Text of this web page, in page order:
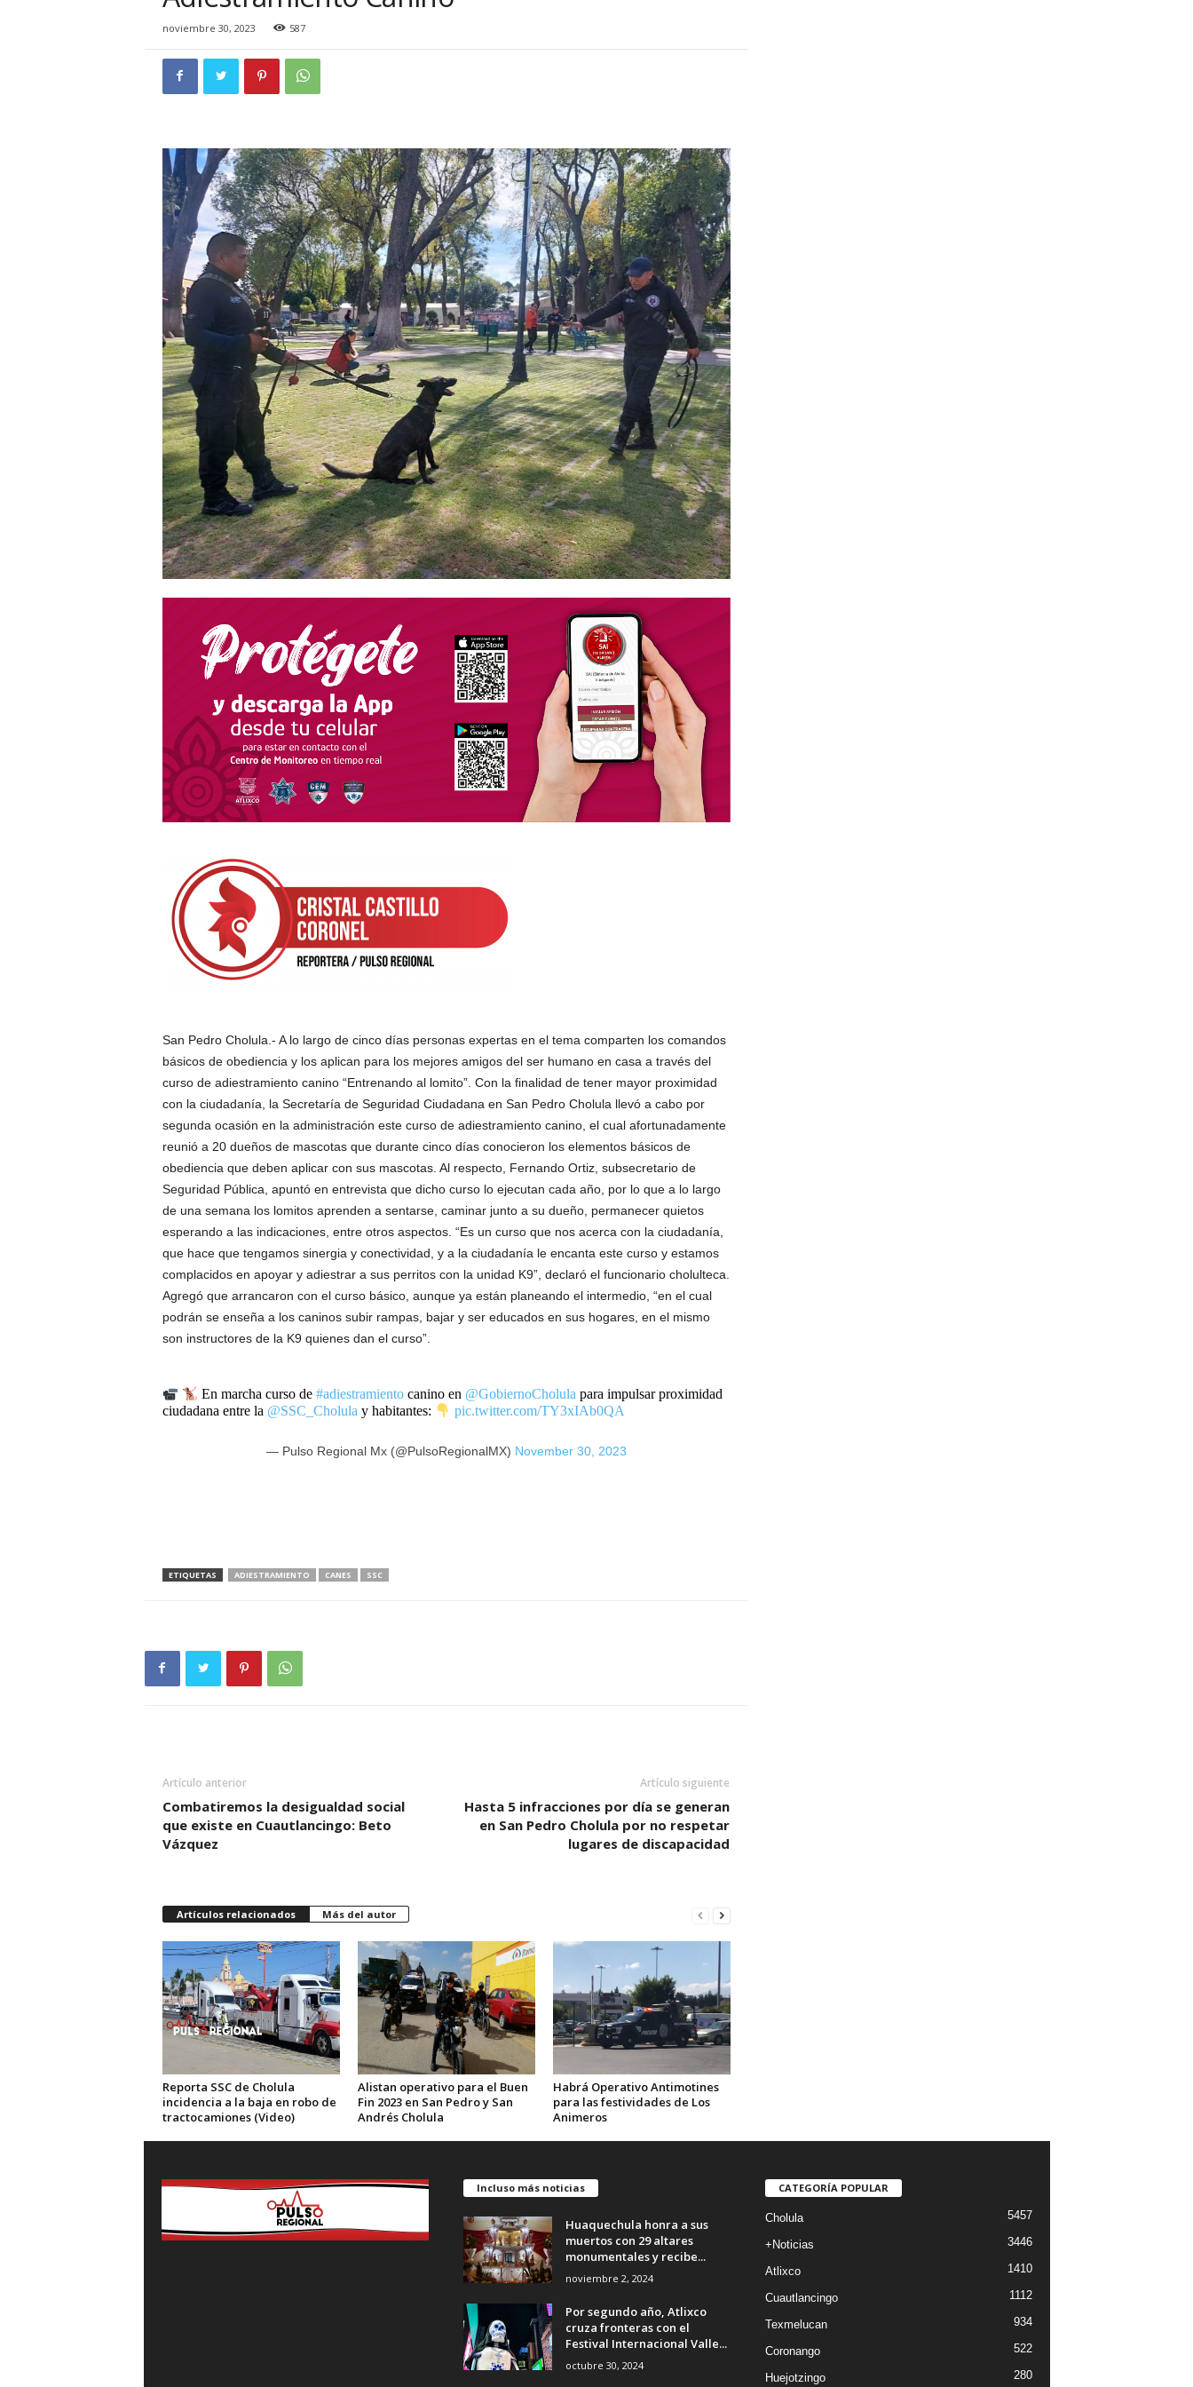
noviembre 30, 2023 587
San Pedro Cholula.- A lo largo de cinco días personas expertas en el tema comparten los comandos
básicos de obediencia y los aplican para los mejores amigos del ser humano en casa a través del
curso de adiestramiento canino “Entrenando al lomito”. Con la finalidad de tener mayor proximidad
con la ciudadanía, la Secretaría de Seguridad Ciudadana en San Pedro Cholula llevó a cabo por
segunda ocasión en la administración este curso de adiestramiento canino, el cual afortunadamente
reunió a 20 dueños de mascotas que durante cinco días conocieron los elementos básicos de
obediencia que deben aplicar con sus mascotas. Al respecto, Fernando Ortiz, subsecretario de
Seguridad Pública, apuntó en entrevista que dicho curso lo ejecutan cada año, por lo que a lo largo
de una semana los lomitos aprenden a sentarse, caminar junto a su dueño, permanecer quietos
esperando a las indicaciones, entre otros aspectos. “Es un curso que nos acerca con la ciudadanía,
que hace que tengamos sinergia y conectividad, y a la ciudadanía le encanta este curso y estamos
complacidos en apoyar y adiestrar a sus perritos con la unidad K9”, declaró el funcionario cholulteca.
Agregó que arrancaron con el curso básico, aunque ya están planeando el intermedio, “en el cual
podrán se enseña a los caninos subir rampas, bajar y ser educados en sus hogares, en el mismo
son instructores de la K9 quienes dan el curso”.
En marcha curso de #adiestramientocanino en @GobiernoCholulapara impulsar proximidad
ciudadana entre la @SSC_Cholula y habitantes: pic.twitter.com/TY3xIAb0QA
— Pulso Regional Mx (@PulsoRegionalMX) November 30, 2023
ETIQUETAS ADIESTRAMIENTO CANES SSC
Artículo anterior
Combatiremos la desigualdad social
que existe en Cuautlancingo: Beto
Vázquez
Artículo siguiente
Hasta 5 infracciones por día se generan
en San Pedro Cholula por no respetar
lugares de discapacidad
Artículos relacionados Más del autor
Reporta SSC de Cholula
incidencia a la baja en robo de
tractocamiones (Video)
Alistan operativo para el Buen
Fin 2023 en San Pedro y San
Andrés Cholula
Habrá Operativo Antimotines
para las festividades de Los
Animeros
Incluso más noticias
Huaquechula honra a sus
muertos con 29 altares
monumentales y recibe...
noviembre 2, 2024
Por segundo año, Atlixco
cruza fronteras con el
Festival Internacional Valle...
octubre 30, 2024
CATEGORÍA POPULAR
Cholula 5457
+Noticias 3446
Atlixco 1410
Cuautlancingo 1112
Texmelucan 934
Coronango 522
Huejotzingo 280